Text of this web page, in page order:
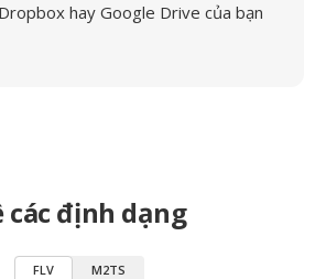
hay Google Drive của bạn
các định dạng
FLV M2TS